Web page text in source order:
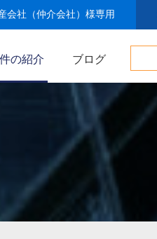
会社（仲介会社）様専用
の紹介 ブログ